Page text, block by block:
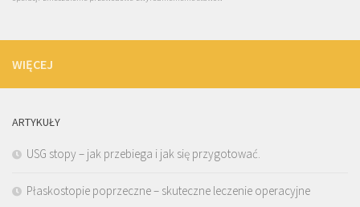
WIĘCEJ
ARTYKUŁY
USG stopy – jak przebiega i jak się przygotować.
Płaskostopie poprzeczne – skuteczne leczenie operacyjne